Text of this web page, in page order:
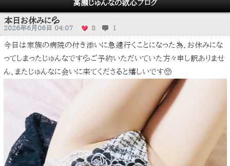
高瀬じゅんなの欲心ブログ
本日お休みに💦
2026年6月06日 04:07 8 1
今日は家族の病院の付き添いに急遽行くことになった為、お休みにな
ってしまったじゅんなです💦ご予約いただいていた方々申し訳ありませ
ん、またじゅんなに会いに来てくださると嬉しいです🥺